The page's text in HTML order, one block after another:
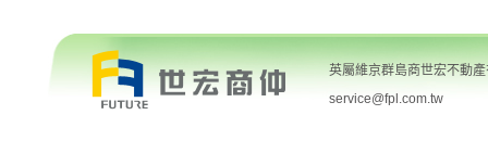
英屬維京群島商世宏不動
service@fpl.com.tw